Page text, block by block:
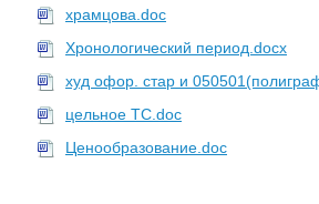
храмцова.doc
Хронологический период.docx
худ офор. стар и
цельное ТС.doc
Ценообразование.doc